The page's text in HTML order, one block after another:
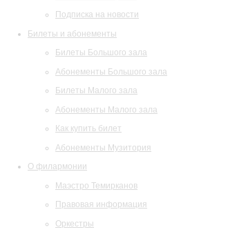
Подписка на новости
Билеты и абонементы
Билеты Большого зала
Абонементы Большого зала
Билеты Малого зала
Абонементы Малого зала
Как купить билет
Абонементы Музитория
О филармонии
Маэстро Темирканов
Правовая информация
Оркестры